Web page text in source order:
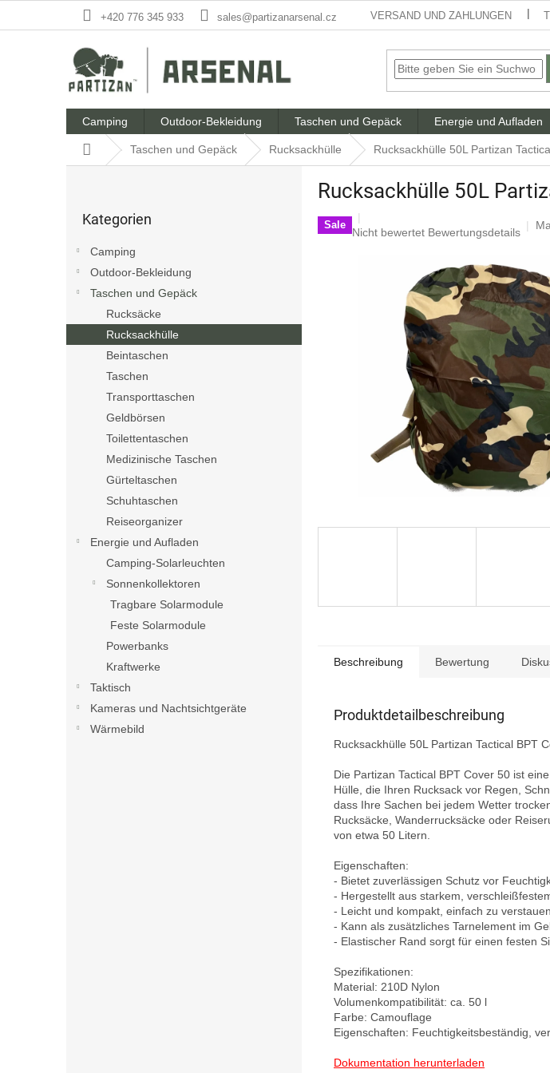
+420 776 345 933 sales@partizanarsenal.cz VERSAND UND ZAHLUNGEN
Camping Outdoor-Bekleidung Taschen und Gepäck Energie und Aufladen
StartseiteTaschen und Gepäck Rucksackhülle Rucksackhülle 50L Partizan
t
überspringen
Kategorien
Camping
Outdoor-Bekleidung
Taschen und Gepäck
Rucksäcke
Rucksackhülle
Beintaschen
Taschen
Transporttaschen
Geldbörsen
Toilettentaschen
Medizinische Taschen
Gürteltaschen
Schuhtaschen
Reiseorganizer
Energie und Aufladen
Camping-Solarleuchten
Sonnenkollektoren
Tragbare Solarmodule
Feste Solarmodule
Powerbanks
Kraftwerke
Taktisch
Kameras und Nachtsichtgeräte
Wärmebild
Rucksackhülle 50L
Sale
Die
Nicht bewertet Bewertungsdetails
Beschreibung Bewertung
Produktdetailbeschreibung
Rucksackhülle 50L Partizan Tactical BPT
Die Partizan Tactical BPT Cover 50 ist
Hülle, die Ihren Rucksack vor Regen,
dass Ihre Sachen bei jedem Wetter
Rucksäcke, Wanderrucksäcke oder
von etwa 50 Litern.
Eigenschaften:
- Bietet zuverlässigen Schutz vor
- Hergestellt aus starkem,
- Leicht und kompakt, einfach zu
- Kann als zusätzliches Tarnelement im
- Elastischer Rand sorgt für einen festen
Spezifikationen:
Material: 210D Nylon
Volumenkompatibilität: ca. 50 l
Farbe: Camouflage
Eigenschaften: Feuchtigkeitsbeständig,
Dokumentation herunterladen